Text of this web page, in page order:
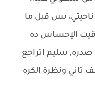
بس قبل ما
الإحساس ده
سليم اتراجع
تاني ونظرة الكره